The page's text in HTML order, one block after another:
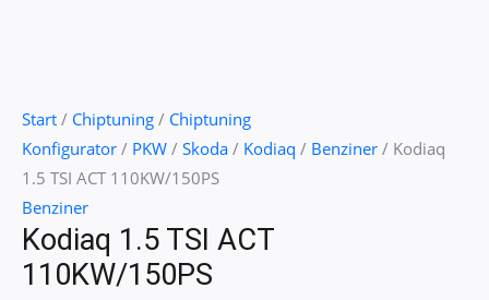
Start / Chiptuning / Chiptuning
Konfigurator / PKW / Skoda / Kodiaq / Benziner / Kodiaq
1.5 TSI ACT 110KW/150PS
Benziner
Kodiaq 1.5 TSI ACT
110KW/150PS